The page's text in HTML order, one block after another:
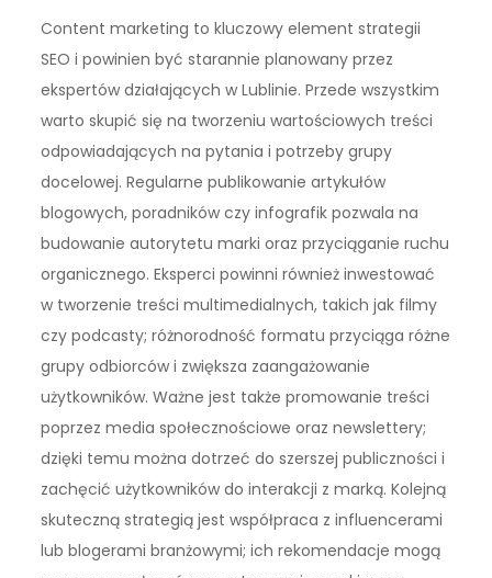
Content marketing to kluczowy element strategii
SEO i powinien być starannie planowany przez
ekspertów działających w Lublinie. Przede wszystkim
warto skupić się na tworzeniu wartościowych treści
odpowiadających na pytania i potrzeby grupy
docelowej. Regularne publikowanie artykułów
blogowych, poradników czy infografik pozwala na
budowanie autorytetu marki oraz przyciąganie ruchu
organicznego. Eksperci powinni również inwestować
w tworzenie treści multimedialnych, takich jak filmy
czy podcasty; różnorodność formatu przyciąga różne
grupy odbiorców i zwiększa zaangażowanie
użytkowników. Ważne jest także promowanie treści
poprzez media społecznościowe oraz newslettery;
dzięki temu można dotrzeć do szerszej publiczności i
zachęcić użytkowników do interakcji z marką. Kolejną
skuteczną strategią jest współpraca z influencerami
lub blogerami branżowymi; ich rekomendacje mogą